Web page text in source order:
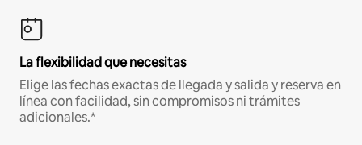
La flexibilidad que necesitas
Elige las fechas exactas de llegada y salida y reserva en
línea con facilidad, sin compromisos ni trámites
adicionales.*